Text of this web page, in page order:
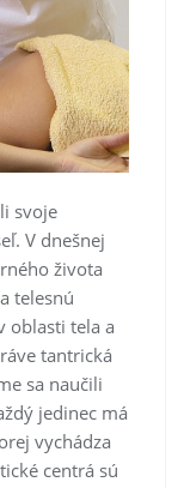
svoje
V dnešnej
života
telesnú
oblasti tela a
tantrická
sa naučili
jedinec má
vychádza
centrá sú